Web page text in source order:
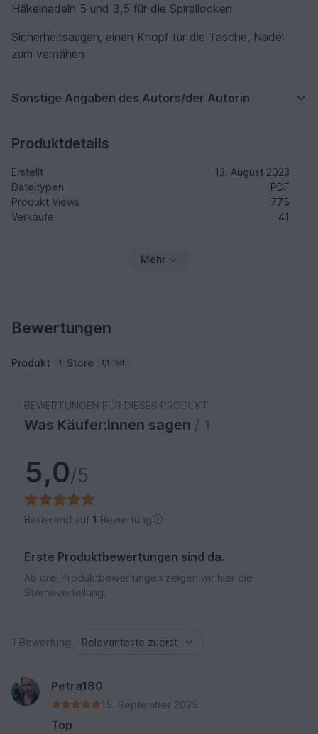
Häkelnadeln 5 und 3,5 für die Spirallocken
Sicherheitsaugen, einen Knopf für die Tasche, Nadel
zum vernähen
Sonstige Angaben des Autors/der Autorin
Produktdetails
Erstellt
13. August 2023
Dateitypen
PDF
Produkt Views
775
Verkäufe
41
Mehr
Bewertungen
Produkt 1 Store 1,1 Tsd.
BEWERTUNGEN FÜR DIESES PRODUKT
Was Käufer:innen sagen / 1
5,0/5
Basierend auf 1 Bewertung
Erste Produktbewertungen sind da.
Ab drei Produktbewertungen zeigen wir hier die
Sterneverteilung.
1 Bewertung
Petra180
15. September 2025
Top